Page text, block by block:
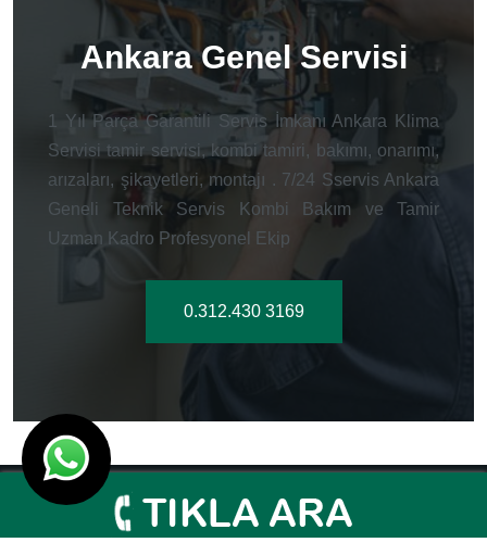
Ankara Genel Servisi
1 Yıl Parça Garantili Servis İmkanı Ankara Klima
Servisi tamir servisi, kombi tamiri, bakımı, onarımı,
arızaları, şikayetleri, montajı . 7/24 Sservis Ankara
Geneli Teknik Servis Kombi Bakım ve Tamir
Uzman Kadro Profesyonel Ekip
0.312.430 3169